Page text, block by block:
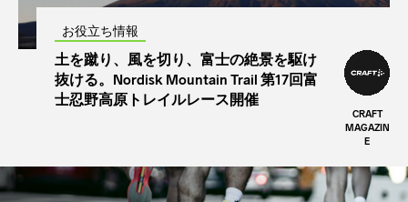
お役立ち情報
土を蹴り、風を切り、富士の絶景を駆け
抜ける。Nordisk Mountain Trail 第17回富
士忍野高原トレイルレース開催
CRAFT
MAGAZIN
E